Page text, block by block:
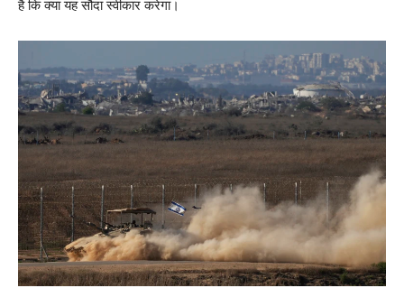
है कि क्या यह सौदा स्वीकार करेगा।